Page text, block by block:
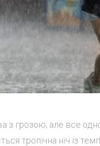
з грозою, але все
тропічна ніч із